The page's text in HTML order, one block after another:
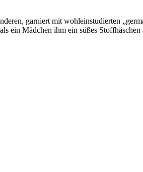
garniert mit wohleinstudierten
ein Mädchen ihm ein süßes